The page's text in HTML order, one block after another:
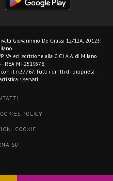
Giovannino De Grassi 12/12A, 20123
ed iscrizione alla C.C.I.A.A. di Milano
REA MI-2519578.
con il n.37767. Tutti i diritti di proprietà
riservati.
POLICY
COOKIE
SU